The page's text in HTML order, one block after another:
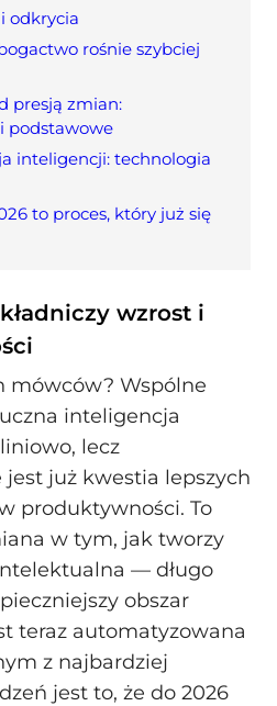
odkrycia
rośnie szybciej
presją zmian:
podstawowe
inteligencji: technologia
to proces, który już się
wzrost i
mówców? Wspólne
inteligencja
lecz
jest już kwestia lepszych
produktywności. To
w tym, jak tworzy
— długo
obszar
teraz automatyzowana
z najbardziej
jest to, że do 2026